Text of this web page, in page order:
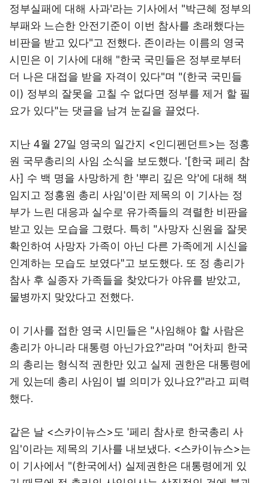
정부실패에 대해 사과'라는 기사에서 "박근혜 정부의
부패와 느슨한 안전기준이 이번 참사를 초래했다는
비판을 받고 있다"고 전했다. 존이라는 이름의 영국
시민은 이 기사에 대해 "한국 국민들은 정부로부터
더 나은 대접을 받을 자격이 있다"며 "(한국 국민들
이) 정부의 잘못을 고칠 수 없다면 정부를 제거 할 필
요가 있다"는 댓글을 남겨 눈길을 끌었다.
지난 4월 27일 영국의 일간지 <인디펜던트>는 정홍
원 국무총리의 사임 소식을 보도했다. '[한국 페리 참
사] 수 백 명을 사망하게 한 '뿌리 깊은 악'에 대해 책
임지고 정홍원 총리 사임'이란 제목의 이 기사는 정
부가 느린 대응과 실수로 유가족들의 격렬한 비판을
받고 있는 모습을 그렸다. 특히 "사망자 신원을 잘못
확인하여 사망자 가족이 아닌 다른 가족에게 시신을
인계하는 모습도 보였다"고 보도했다. 또 정 총리가
참사 후 실종자 가족들을 찾았다가 야유를 받았고,
물병까지 맞았다고 전했다.
이 기사를 접한 영국 시민들은 "사임해야 할 사람은
총리가 아니라 대통령 아닌가요?"라며 "어차피 한국
의 총리는 형식적 권한만 있고 실제 권한은 대통령에
게 있는데 총리 사임이 별 의미가 있나요?"라고 피력
했다.
같은 날 <스카이뉴스>도 '페리 참사로 한국총리 사
임'이라는 제목의 기사를 내보냈다. <스카이뉴스>는
이 기사에서 "(한국에서) 실제권한은 대통령에게 있